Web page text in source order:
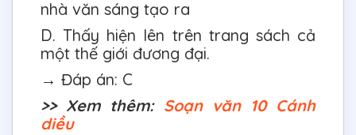
nhà văn sáng tạo ra
D. Thấy hiện lên trên trang sách cả
một thế giới đương đại.
→ Đáp án: C
>> Xem thêm: Soạn văn 10 Cánh
diều